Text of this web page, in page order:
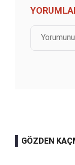
GÖZDEN